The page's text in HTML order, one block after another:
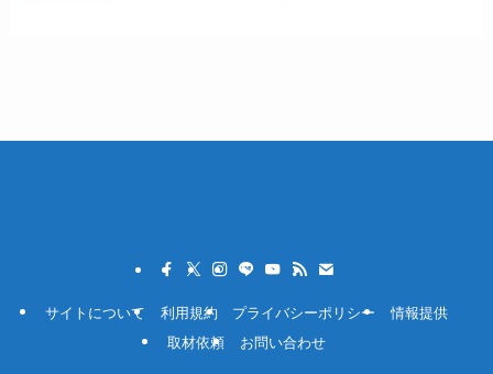
サイトについて 利用規約 プライバシーポリシー
情報提供
取材依頼
お問い合わせ